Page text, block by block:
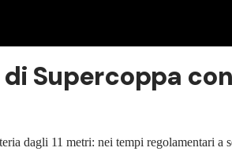
Supercoppa
dagli 11 metri: nei tempi regolamentari a